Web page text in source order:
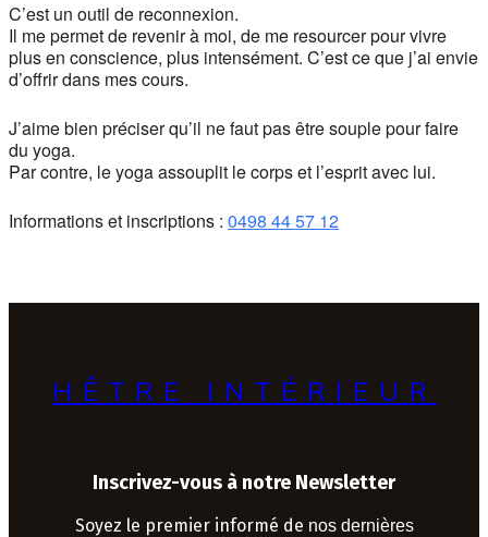
C’est un outil de reconnexion.
Il me permet de revenir à moi, de me resourcer pour vivre
plus en conscience, plus intensément. C’est ce que j’ai envie
d’offrir dans mes cours.
J’aime bien préciser qu’il ne faut pas être souple pour faire
du yoga.
Par contre, le yoga assouplit le corps et l’esprit avec lui.
Informations et inscriptions : 0498 44 57 12
HÊTRE INTÉRIEUR
Inscrivez-vous à notre Newsletter
Soyez le premier informé de nos dernières